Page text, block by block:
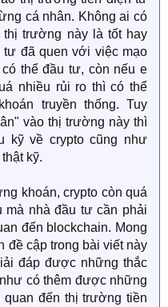
cá nhân. Không ai có
trường này là tốt hay
tư đã quen với việc mạo
thể đầu tư, còn nếu e
nhiều rủi ro thì có thể
truyền thống. Tuy
vào thị trường này thì
kỹ về crypto cũng như
kỹ.
khoán, crypto còn quá
mà nhà đầu tư cần phải
đến blockchain. Mong
đề cập trong bài viết này
đáp được những thắc
có thêm được những
quan đến thị trường tiền